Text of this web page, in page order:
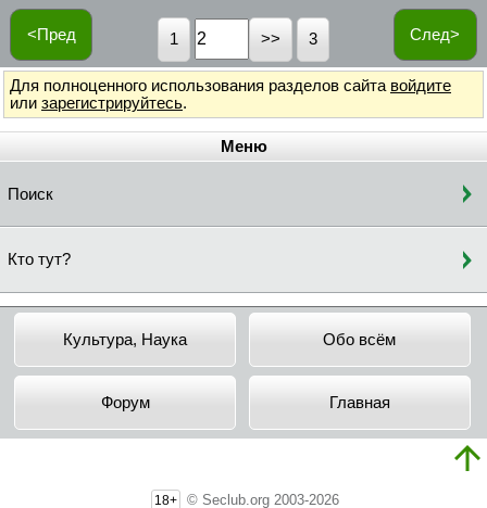
<Пред След>
1 3
Для полноценного использования разделов сайта войдите
или зарегистрируйтесь.
Меню
Поиск
Кто тут?
Культура, Наука Обо всём
Форум Главная
18+ © Seclub.org 2003-2026